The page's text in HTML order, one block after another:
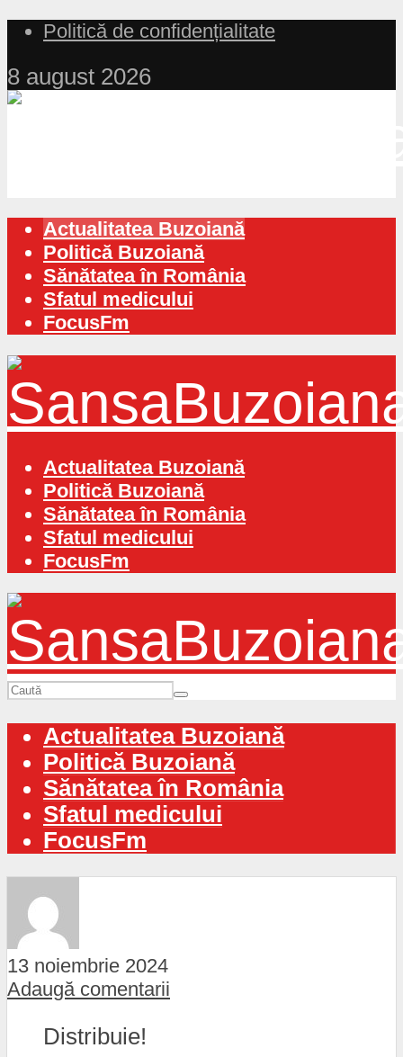
Politică de confidențialitate
8 august 2026
Actualitatea Buzoiană
Politică Buzoiană
Sănătatea în România
Sfatul medicului
FocusFm
Actualitatea Buzoiană
Politică Buzoiană
Sănătatea în România
Sfatul medicului
FocusFm
Actualitatea Buzoiană
Politică Buzoiană
Sănătatea în România
Sfatul medicului
FocusFm
13 noiembrie 2024
Adaugă comentarii
Distribuie!